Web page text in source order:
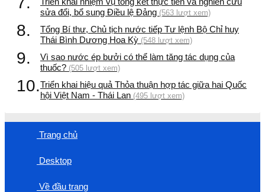
sửa đổi, bổ sung Điều lệ Đảng (563 lượt xem)
8.
Tổng Bí thư, Chủ tịch nước tiếp Tư lệnh Bộ Chỉ huy
Thái Bình Dương Hoa Kỳ (548 lượt xem)
9.
Vì sao nước ép bưởi có thể làm tăng tác dụng của
thuốc? (505 lượt xem)
10.Triển khai hiệu quả Thỏa thuận hợp tác giữa hai Quốc
hội Việt Nam - Thái Lan (495 lượt xem)
Trang chủ
Desktop
Về đầu trang